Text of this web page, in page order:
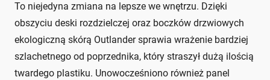
To niejedyna zmiana na lepsze we wnętrzu. Dzięki
obszyciu deski rozdzielczej oraz boczków drzwiowych
ekologiczną skórą Outlander sprawia wrażenie bardziej
szlachetnego od poprzednika, który straszył dużą ilością
twardego plastiku. Unowocześniono również panel